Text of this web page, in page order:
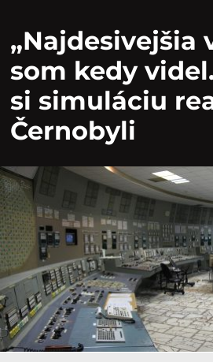
„Najdesivejšia
som kedy
si simuláciu
Černobyli